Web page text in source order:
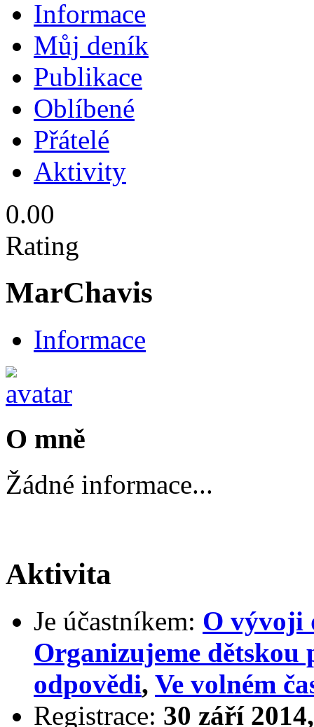
Informace
Můj deník
Publikace
Oblíbené
Přátelé
Aktivity
0.00
Rating
MarChavis
Informace
O mně
Žádné informace...
Aktivita
Je účastníkem: O vývoji
Organizujeme dětskou
odpovědi, Ve volném
Registrace: 30 září